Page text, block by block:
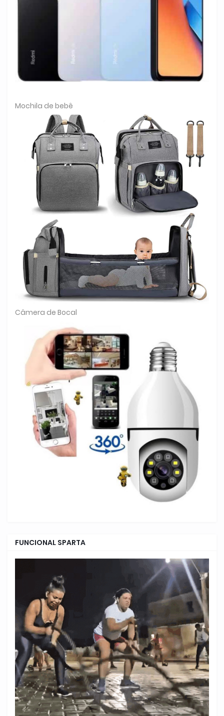
Mochila de bebê
Câmera de Bocal
FUNCIONAL SPARTA